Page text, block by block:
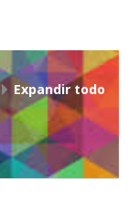
Expandir todo